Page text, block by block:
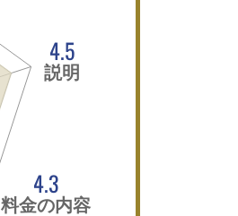
4.5
説明
4.3
料金の内容